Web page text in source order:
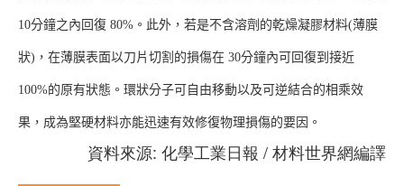
10分鐘之內回復 80%。此外，若是不含溶劑的乾燥凝膠材料(薄膜
狀)，在薄膜表面以刀片切割的損傷在 30分鐘內可回復到接近
100%的原有狀態。環狀分子可自由移動以及可逆結合的相乘效
果，成為堅硬材料亦能迅速有效修復物理損傷的要因。
資料來源: 化學工業日報 / 材料世界網編譯